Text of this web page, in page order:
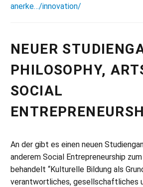
anerke…/innovation/
NEUER
PHILOSOPHY,
SOCIAL
An der gibt es einen neuen
anderem Social Entrepreneurship
behandelt “Kulturelle Bildung als
verantwortliches, gesellschaftliches